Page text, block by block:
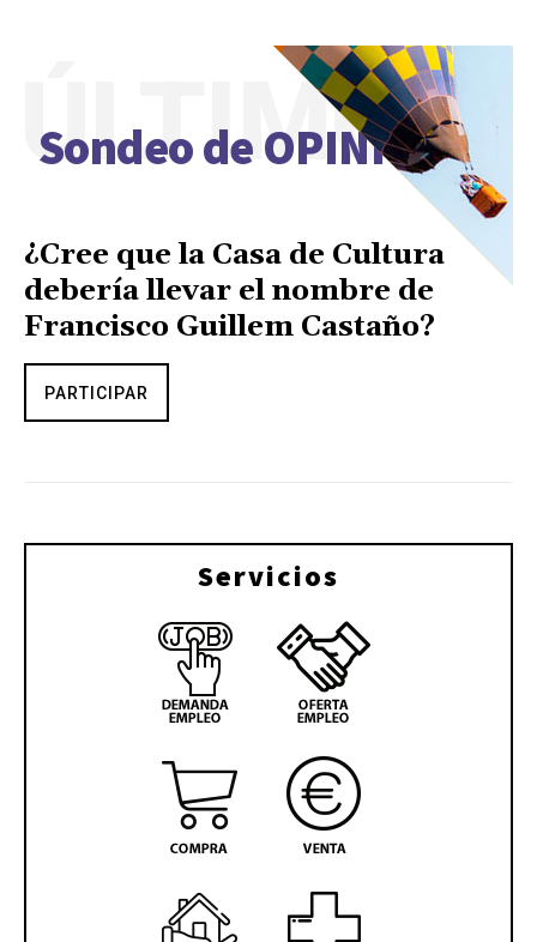
Sondeo de OPINIÓN
ÚLTIMO
¿Cree que la Casa de Cultura
debería llevar el nombre de
Francisco Guillem Castaño?
PARTICIPAR
Servicios